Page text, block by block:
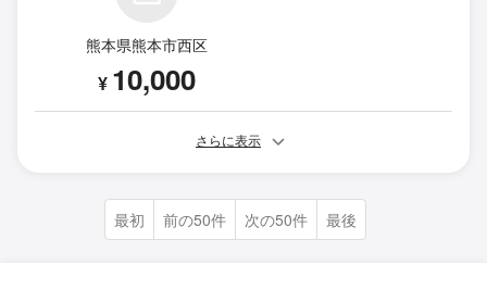
熊本県熊本市西区
¥ 10,000
さらに表示
最初 前の50件 次の50件 最後